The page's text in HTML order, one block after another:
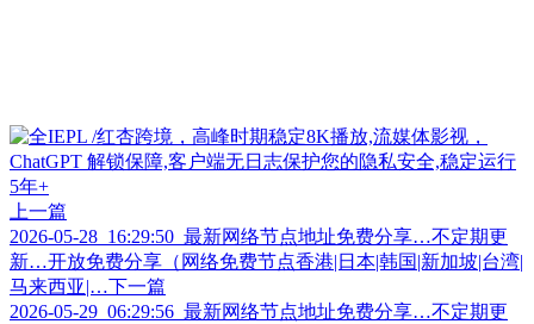
上一篇
2026-05-28_16:29:50_最新网络节点地址免费分享…不定期更
新…开放免费分享（网络免费节点香港|日本|韩国|新加坡|台湾|
马来西亚|… 下一篇
2026-05-29_06:29:56_最新网络节点地址免费分享…不定期更